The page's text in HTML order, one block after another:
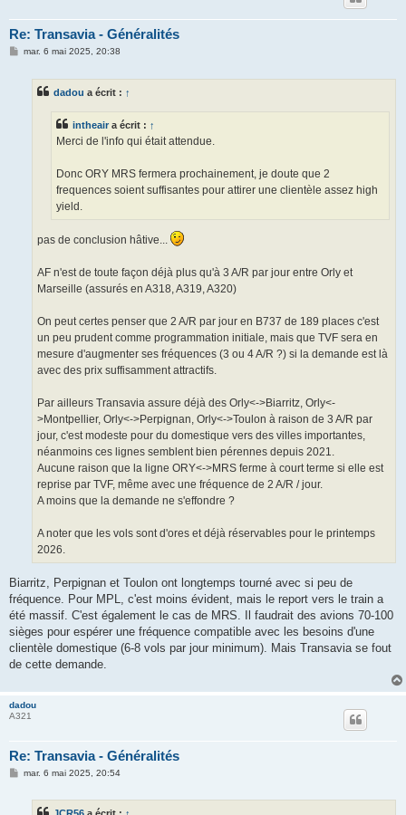
Re: Transavia - Généralités
Mmar. 6 mai 2025, 20:38
dadou a écrit : ↑
intheaira écrit : ↑
Merci de l'info qui était attendue.
Donc ORY MRS fermera prochainement, je doute que 2
frequences soient suffisantes pour attirer une clientèle assez high
yield.
pas de conclusion hâtive...
AF n'est de toute façon déjà plus qu'à 3 A/R par jour entre Orly et
Marseille (assurés en A318, A319, A320)
On peut certes penser que 2 A/R par jour en B737 de 189 places c'est
un peu prudent comme programmation initiale, mais que TVF sera en
mesure d'augmenter ses fréquences (3 ou 4 A/R ?) si la demande est là
avec des prix suffisamment attractifs.
Par ailleurs Transavia assure déjà des Orly<->Biarritz, Orly<-
>Montpellier, Orly<->Perpignan, Orly<->Toulon à raison de 3 A/R par
jour, c'est modeste pour du domestique vers des villes importantes,
néanmoins ces lignes semblent bien pérennes depuis 2021.
Aucune raison que la ligne ORY<->MRS ferme à court terme si elle est
reprise par TVF, même avec une fréquence de 2 A/R / jour.
A moins que la demande ne s'effondre ?
A noter que les vols sont d'ores et déjà réservables pour le printemps
2026.
Biarritz, Perpignan et Toulon ont longtemps tourné avec si peu de
fréquence. Pour MPL, c'est moins évident, mais le report vers le train a
été massif. C'est également le cas de MRS. Il faudrait des avions 70-100
sièges pour espérer une fréquence compatible avec les besoins d'une
clientèle domestique (6-8 vols par jour minimum). Mais Transavia se fout
de cette demande.
dadou
A321
Re: Transavia - Généralités
Mmar. 6 mai 2025, 20:54